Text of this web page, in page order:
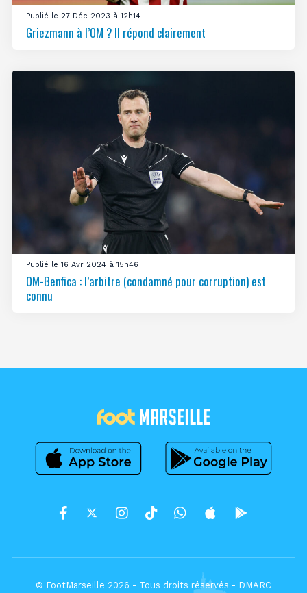
Publié le 27 Déc 2023 à 12h14
Griezmann à l’OM ? Il répond clairement
Publié le 16 Avr 2024 à 15h46
OM-Benfica : l’arbitre (condamné pour corruption) est
connu
© FootMarseille 2026 - Tous droits réservés - DMARC